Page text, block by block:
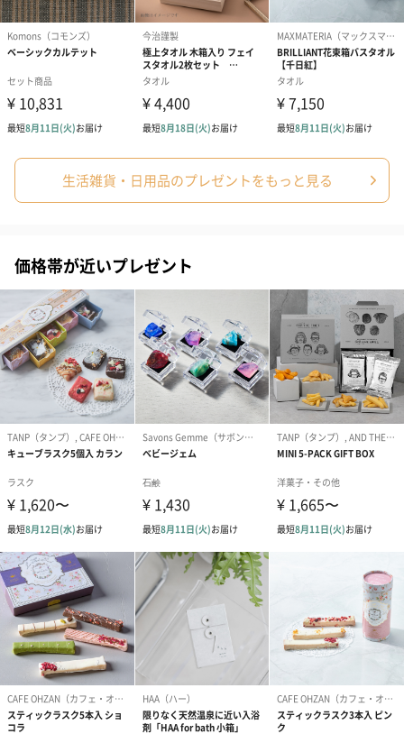
ブライダルロリポップ
ドレス（いちご味)
（1,122円）
ブライダルロリポップ
タキシード（コーラ味)
（1,122円）
今治タオルケ
ンドタオル・
生花
生花のブーケを同梱します。
※9-15時にご注文いただく場合、最短のお届け可能日が通常より
シーズンブーケ（ひま
わり）（1,880円）
ブーケ（ホワイトグリ
ーン）（1,650円）
ブーケ（ピン
（1,650円）
ドライフラワー・プリザーブドフラワー
自然のお花で作ったドライフラワー・プリザーブドフラワーを同
梱します。
一部花材が写真と異なる場合がございます。予めご了承くださ
い。パッケージに入れてお届けします。
生活雑貨・日用品のプレゼントをもっと見る
価格帯が近いプレゼント